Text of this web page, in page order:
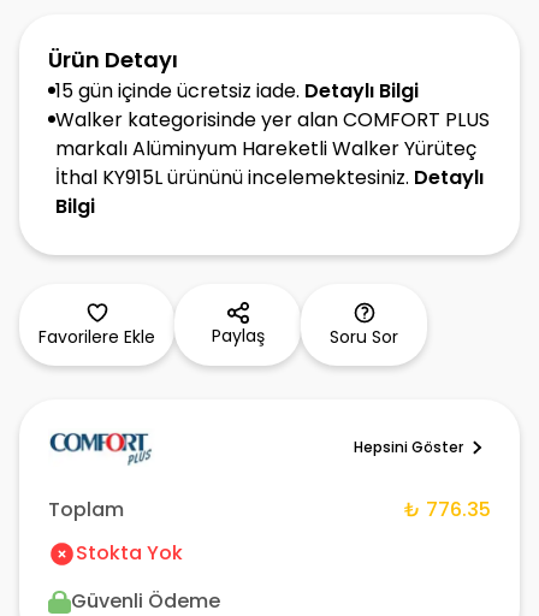
Ürün Detayı
15 gün içinde ücretsiz iade. Detaylı Bilgi
Walker kategorisinde yer alan COMFORT PLUS
markalı Alüminyum Hareketli Walker Yürüteç
İthal KY915L ürününü incelemektesiniz. Detaylı
Bilgi
Favorilere Ekle Paylaş Soru Sor
Hepsini Göster
Toplam
₺ 776.35
Stokta Yok
Güvenli Ödeme